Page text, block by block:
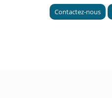
Contactez-nous